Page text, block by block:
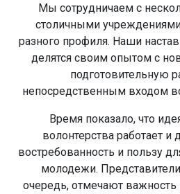
Мы сотрудничаем с
столичными
разного профиля. Наши
делятся своим опытом с
подготовительную
непосредственным входом
Время показало, что
волонтерства работает
востребованность и пользу
молодежи.
очередь, отмечают